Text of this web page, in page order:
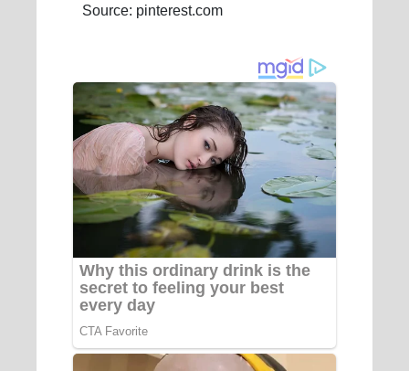
Source: pinterest.com